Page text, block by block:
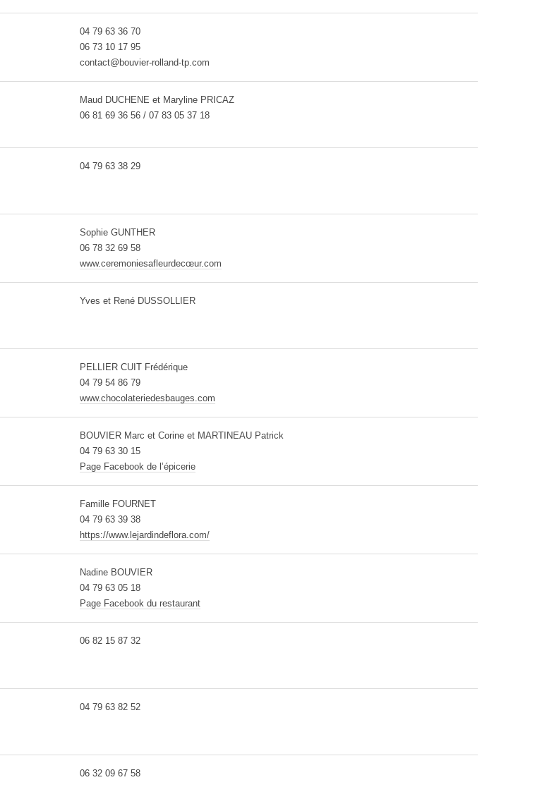
04 79 63 36 70
06 73 10 17 95
contact@bouvier-rolland-tp.com
Maud DUCHENE et Maryline PRICAZ
06 81 69 36 56 / 07 83 05 37 18
04 79 63 38 29
Sophie GUNTHER
06 78 32 69 58
www.ceremoniesafleurdecœur.com
Yves et René DUSSOLLIER
PELLIER CUIT Frédérique
04 79 54 86 79
www.chocolateriedesbauges.com
BOUVIER Marc et Corine et MARTINEAU Patrick
04 79 63 30 15
Page Facebook de l’épicerie
Famille FOURNET
04 79 63 39 38
https://www.lejardindeflora.com/
Nadine BOUVIER
04 79 63 05 18
Page Facebook du restaurant
06 82 15 87 32
04 79 63 82 52
06 32 09 67 58